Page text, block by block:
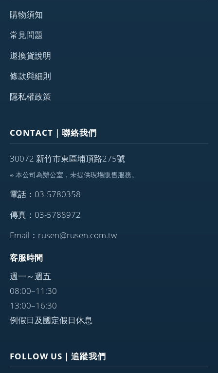
購物須知
常見問題
退換貨說明
條款與細則
隱私權政策
CONTACT｜聯絡我們
30072 新竹市東區埔頂路275號
※ 本公司為辦公室，未提供現場販售服務。
電話：03-5780358
傳真：03-5788972
Email：rusen@rusen.com.tw
客服時間
週一～週五
08:00–11:30
13:00–16:30
例假日及國定假日休息
FOLLOW US｜追蹤我們